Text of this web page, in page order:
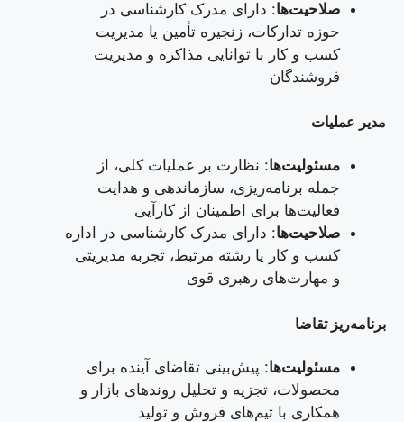
صلاحیت‌ها: دارای مدرک کارشناسی در
حوزه تدارکات، زنجیره تأمین یا مدیریت
کسب و کار با توانایی مذاکره و مدیریت
فروشندگان
مدیر عملیات
مسئولیت‌ها: نظارت بر عملیات کلی، از
جمله برنامه‌ریزی، سازماندهی و هدایت
فعالیت‌ها برای اطمینان از کارآیی
صلاحیت‌ها: دارای مدرک کارشناسی در اداره
کسب و کار یا رشته مرتبط، تجربه مدیریتی
و مهارت‌های رهبری قوی
برنامه‌ریز تقاضا
مسئولیت‌ها: پیش‌بینی تقاضای آینده برای
محصولات، تجزیه و تحلیل روندهای بازار و
همکاری با تیم‌های فروش و تولید